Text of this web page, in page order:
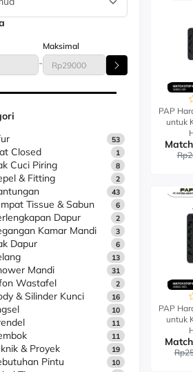
-
Maksimal
53
Closed 1
Cuci Piring 8
& Fitting 2
43
Tissue & Sabun 6
Dapur 2
Kamar Mandi 3
Dapur 6
13
Mandi 31
Wastafel 2
& Silinder Kunci 16
10
11
11
& Proyek 19
Pintu 10
PAP
untuk
PAP
untuk